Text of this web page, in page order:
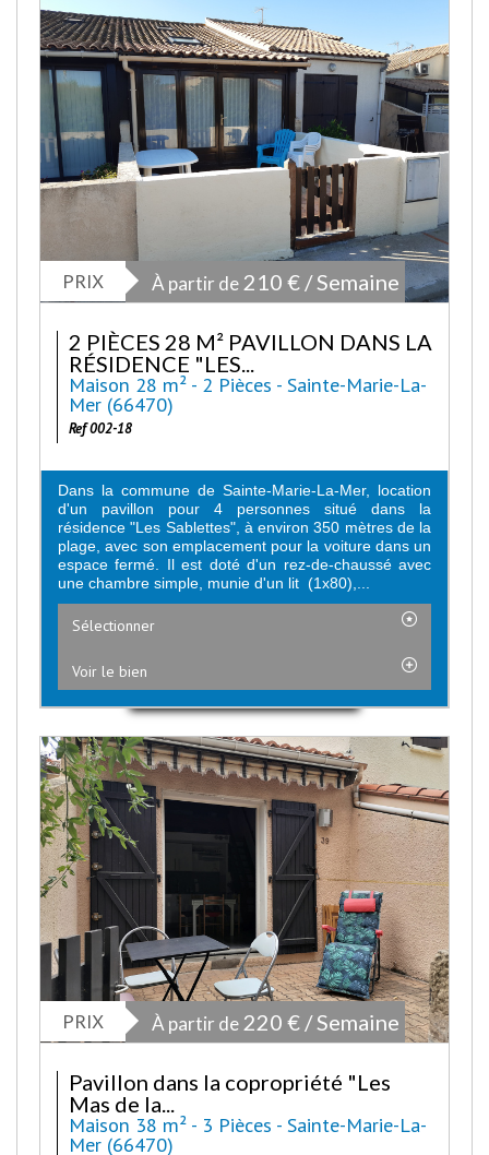
PRIX À partir de 210 € / Semaine
2 PIÈCES 28 M² PAVILLON DANS LA
RÉSIDENCE "LES...
Maison 28 m² - 2 Pièces - Sainte-Marie-La-
Mer (66470)
Ref 002-18
Dans la commune de Sainte-Marie-La-Mer, location
d'un pavillon pour 4 personnes situé dans la
résidence "Les Sablettes", à environ 350 mètres de la
plage, avec son emplacement pour la voiture dans un
espace fermé. Il est doté d'un rez-de-chaussé avec
une chambre simple, munie d'un lit (1x80),...
Sélectionner
Voir le bien
PRIX À partir de 220 € / Semaine
Pavillon dans la copropriété "Les
Mas de la...
Maison 38 m² - 3 Pièces - Sainte-Marie-La-
Mer (66470)